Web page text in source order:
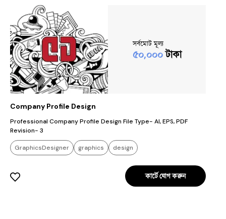
সর্বমোট মূল্য
৫০,০০০টাকা
Company Profile Design
Professional Company Profile Design File Type- AI, EPS, PDF
Revision- 3
GraphicsDesigner graphics design
কার্টে যোগ করুন